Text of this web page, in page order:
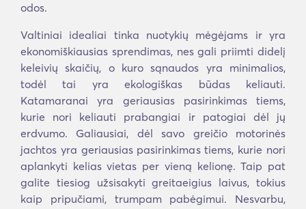
odos.
Valtiniai idealiai tinka nuotykių mėgėjams ir yra
ekonomiškiausias sprendimas, nes gali priimti didelį
keleivių skaičių, o kuro sąnaudos yra minimalios,
todėl tai yra ekologiškas būdas keliauti.
Katamaranai yra geriausias pasirinkimas tiems,
kurie nori keliauti prabangiai ir patogiai dėl jų
erdvumo. Galiausiai, dėl savo greičio motorinės
jachtos yra geriausias pasirinkimas tiems, kurie nori
aplankyti kelias vietas per vieną kelionę. Taip pat
galite tiesiog užsisakyti greitaeigius laivus, tokius
kaip pripučiami, trumpam pabėgimui. Nesvarbu,